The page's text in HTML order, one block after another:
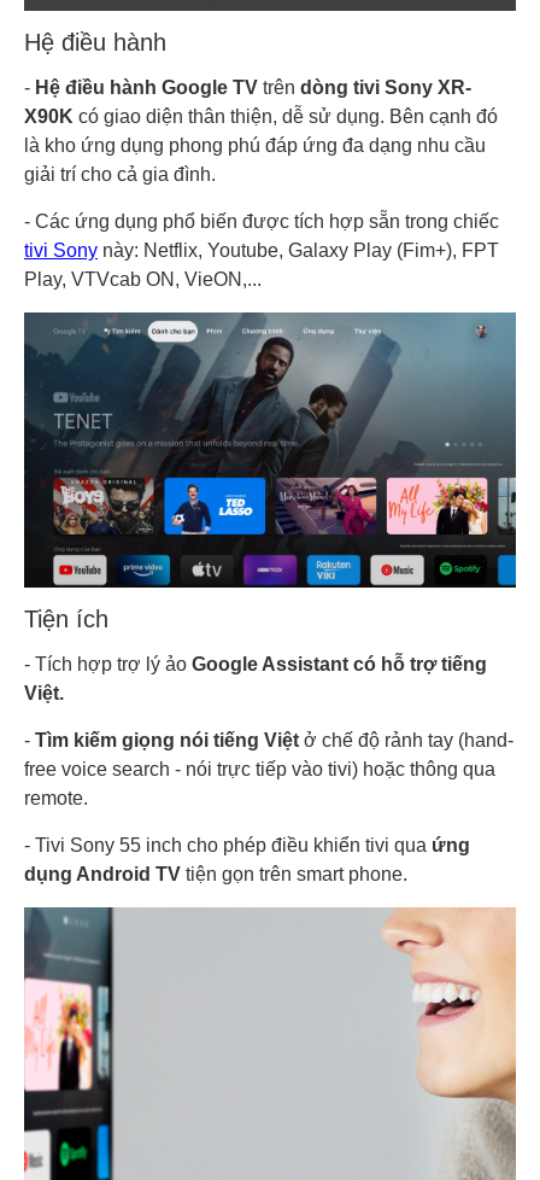
Hệ điều hành
- Hệ điều hành Google TV trên dòng tivi Sony XR-
X90K có giao diện thân thiện, dễ sử dụng. Bên cạnh đó
là kho ứng dụng phong phú đáp ứng đa dạng nhu cầu
giải trí cho cả gia đình.
- Các ứng dụng phổ biến được tích hợp sẵn trong chiếc
tivi Sony này: Netflix, Youtube, Galaxy Play (Fim+), FPT
Play, VTVcab ON, VieON,...
Tiện ích
- Tích hợp trợ lý ảo Google Assistant có hỗ trợ tiếng
Việt.
- Tìm kiếm giọng nói tiếng Việt ở chế độ rảnh tay (hand-
free voice search - nói trực tiếp vào tivi) hoặc thông qua
remote.
- Tivi Sony 55 inch cho phép điều khiển tivi qua ứng
dụng Android TV tiện gọn trên smart phone.